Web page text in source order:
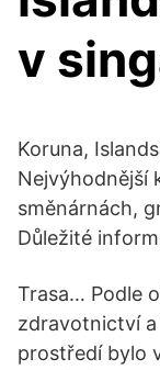
v
Koruna,
Nejvýhodnější
směnárnách,
Důležité
Trasa… Podle
zdravotnictví
prostředí bylo